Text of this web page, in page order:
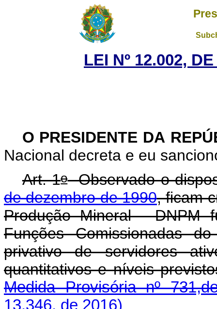
LEI Nº 12.002,
O PRESIDENTE DA
Nacional decreta e eu
Art. 1oObservado o
de dezembro de 1990, ficam
Produção Mineral - DNPM
Funções Comissionadas
privativo de servidores
quantitativos e níveis
Medida Provisória nº
13.346, de 2016)